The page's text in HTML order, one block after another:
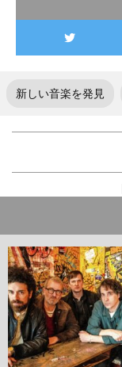
新しい音楽を発見